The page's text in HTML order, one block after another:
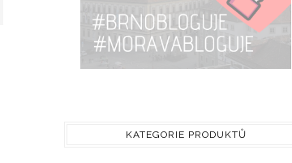
KATEGORIE PRODUKTŮ